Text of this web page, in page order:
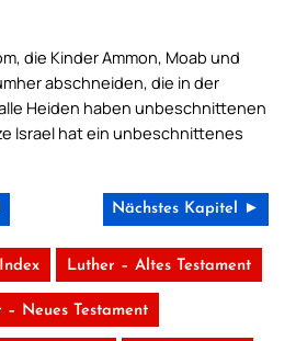
die Kinder Ammon, Moab und
abschneiden, die in der
Heiden haben unbeschnittenen
Israel hat ein unbeschnittenes
Nächstes Kapitel ►
Luther – Altes Testament
– Neues Testament